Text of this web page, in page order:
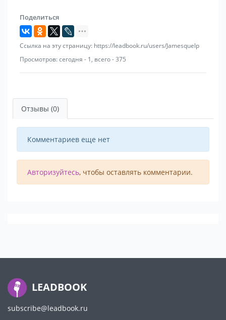
Поделиться
Ссылка на эту страницу: https://leadbook.ru/users/Jamesquelp
Просмотров: сегодня - 1, всего - 375
Отзывы (0)
Комментариев еще нет
Авторизуйтесь, чтобы оставлять комментарии.
LEADBOOK
subscribe@leadbook.ru